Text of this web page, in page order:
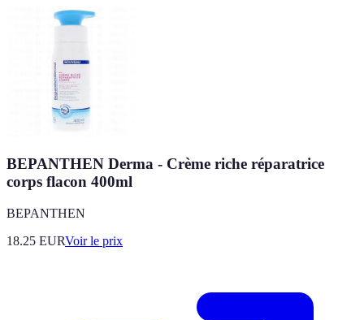
BEPANTHEN Derma - Crème riche réparatrice
corps flacon 400ml
BEPANTHEN
18.25 EURVoir le prix